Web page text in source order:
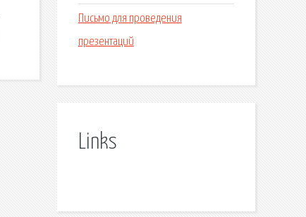
Письмо для проведения
презентаций
Links